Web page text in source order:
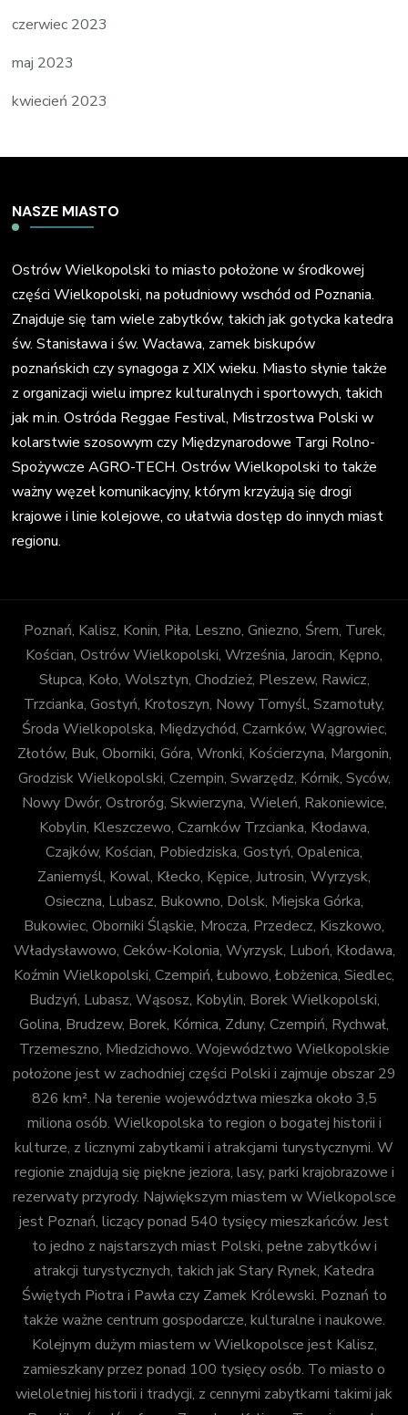
czerwiec 2023
maj 2023
kwiecień 2023
NASZE MIASTO
Ostrów Wielkopolski to miasto położone w środkowej
części Wielkopolski, na południowy wschód od Poznania.
Znajduje się tam wiele zabytków, takich jak gotycka katedra
św. Stanisława i św. Wacława, zamek biskupów
poznańskich czy synagoga z XIX wieku. Miasto słynie także
z organizacji wielu imprez kulturalnych i sportowych, takich
jak m.in. Ostróda Reggae Festival, Mistrzostwa Polski w
kolarstwie szosowym czy Międzynarodowe Targi Rolno-
Spożywcze AGRO-TECH. Ostrów Wielkopolski to także
ważny węzeł komunikacyjny, którym krzyżują się drogi
krajowe i linie kolejowe, co ułatwia dostęp do innych miast
regionu.
Poznań, Kalisz, Konin, Piła, Leszno, Gniezno, Śrem, Turek,
Kościan, Ostrów Wielkopolski, Września, Jarocin, Kępno,
Słupca, Koło, Wolsztyn, Chodzież, Pleszew, Rawicz,
Trzcianka, Gostyń, Krotoszyn, Nowy Tomyśl, Szamotuły,
Środa Wielkopolska, Międzychód, Czarnków, Wągrowiec,
Złotów, Buk, Oborniki, Góra, Wronki, Kościerzyna, Margonin,
Grodzisk Wielkopolski, Czempin, Swarzędz, Kórnik, Syców,
Nowy Dwór, Ostroróg, Skwierzyna, Wieleń, Rakoniewice,
Kobylin, Kleszczewo, Czarnków Trzcianka, Kłodawa,
Czajków, Kościan, Pobiedziska, Gostyń, Opalenica,
Zaniemyśl, Kowal, Kłecko, Kępice, Jutrosin, Wyrzysk,
Osieczna, Lubasz, Bukowno, Dolsk, Miejska Górka,
Bukowiec, Oborniki Śląskie, Mrocza, Przedecz, Kiszkowo,
Władysławowo, Ceków-Kolonia, Wyrzysk, Luboń, Kłodawa,
Koźmin Wielkopolski, Czempiń, Łubowo, Łobżenica, Siedlec,
Budzyń, Lubasz, Wąsosz, Kobylin, Borek Wielkopolski,
Golina, Brudzew, Borek, Kórnica, Zduny, Czempiń, Rychwał,
Trzemeszno, Miedzichowo. Województwo Wielkopolskie
położone jest w zachodniej części Polski i zajmuje obszar 29
826 km². Na terenie województwa mieszka około 3,5
miliona osób. Wielkopolska to region o bogatej historii i
kulturze, z licznymi zabytkami i atrakcjami turystycznymi. W
regionie znajdują się piękne jeziora, lasy, parki krajobrazowe i
rezerwaty przyrody. Największym miastem w Wielkopolsce
jest Poznań, liczący ponad 540 tysięcy mieszkańców. Jest
to jedno z najstarszych miast Polski, pełne zabytków i
atrakcji turystycznych, takich jak Stary Rynek, Katedra
Świętych Piotra i Pawła czy Zamek Królewski. Poznań to
także ważne centrum gospodarcze, kulturalne i naukowe.
Kolejnym dużym miastem w Wielkopolsce jest Kalisz,
zamieszkany przez ponad 100 tysięcy osób. To miasto o
wieloletniej historii i tradycji, z cennymi zabytkami takimi jak